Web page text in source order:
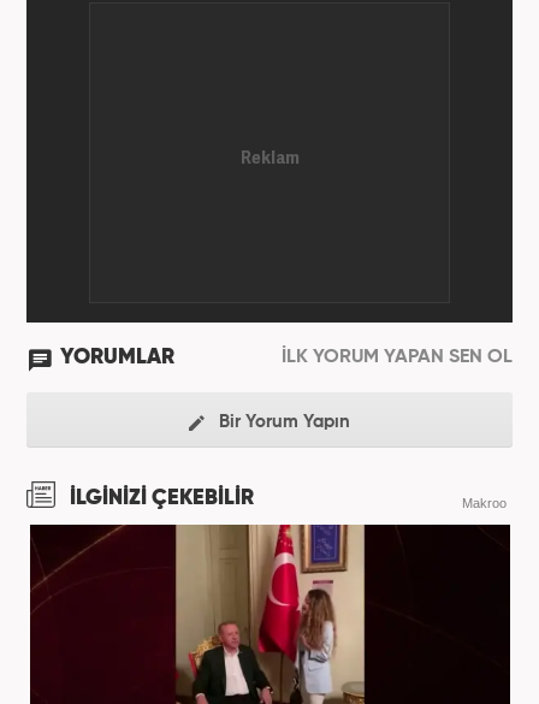
YORUMLAR İLK YORUM YAPAN SEN OL
Bir Yorum Yapın
İLGİNİZİ ÇEKEBİLİR Makroo